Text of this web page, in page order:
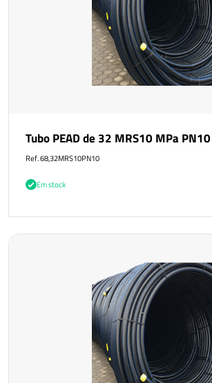
Tubo PEAD de 32 MRS10 MPa
Ref. 68,32MRS10PN10
Em stock